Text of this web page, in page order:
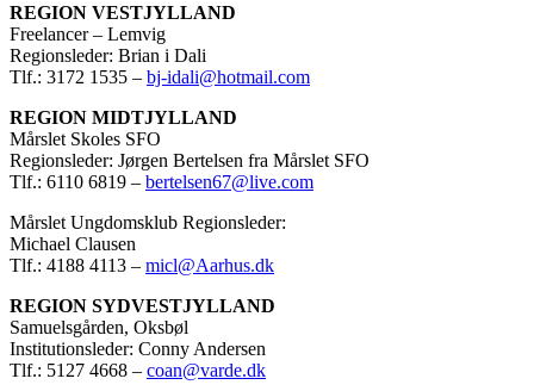
REGION VESTJYLLAND
Freelancer – Lemvig
Regionsleder: Brian i Dali
Tlf.: 3172 1535 – bj-idali@hotmail.com
REGION MIDTJYLLAND
Mårslet Skoles SFO
Regionsleder: Jørgen Bertelsen fra Mårslet SFO
Tlf.: 6110 6819 – bertelsen67@live.com
Mårslet Ungdomsklub Regionsleder:
Michael Clausen
Tlf.: 4188 4113 – micl@Aarhus.dk
REGION SYDVESTJYLLAND
Samuelsgården, Oksbøl
Institutionsleder: Conny Andersen
Tlf.: 5127 4668 – coan@varde.dk